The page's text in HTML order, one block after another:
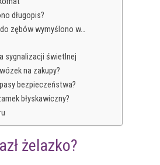
długopis?
zębów wymyślono w…
sygnalizacji świetlnej
na zakupy?
bezpieczeństwa?
błyskawiczny?
żelazko?